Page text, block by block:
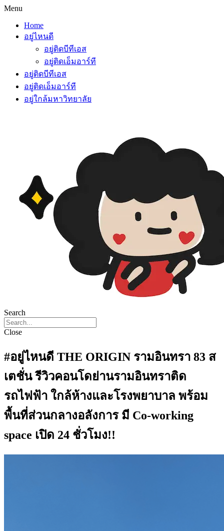
Menu
Home
อยู่ไหนดี
อยู่ติดบีทีเอส
อยู่ติดเอ็มอาร์ที
อยู่ติดบีทีเอส
อยู่ติดเอ็มอาร์ที
อยู่ใกล้มหาวิทยาลัย
Search
Close
#อยู่ไหนดี THE ORIGIN รามอินทรา 83 ส
เตชั่น รีวิวคอนโดย่านรามอินทราติด
รถไฟฟ้า ใกล้ห้างและโรงพยาบาล พร้อม
พื้นที่ส่วนกลางอลังการ มี Co-working
space เปิด 24 ชั่วโมง!!